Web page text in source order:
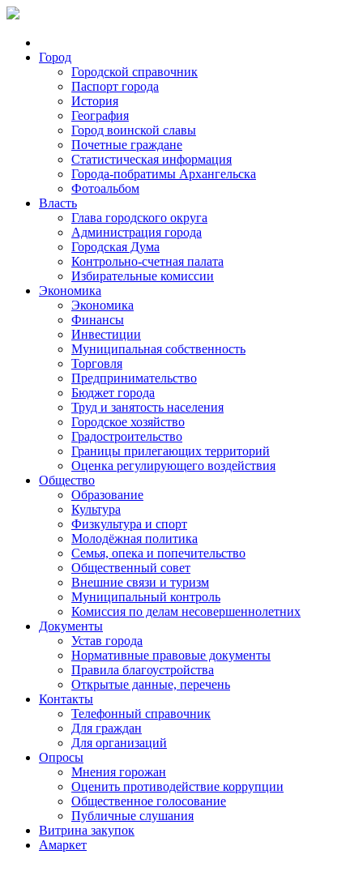
Город
Городской справочник
Паспорт города
История
География
Город воинской славы
Почетные граждане
Статистическая информация
Города-побратимы Архангельска
Фотоальбом
Власть
Глава городского округа
Администрация города
Городская Дума
Контрольно-счетная палата
Избирательные комиссии
Экономика
Экономика
Финансы
Инвестиции
Муниципальная собственность
Торговля
Предпринимательство
Бюджет города
Труд и занятость населения
Городское хозяйство
Градостроительство
Границы прилегающих территорий
Оценка регулирующего воздействия
Общество
Образование
Культура
Физкультура и спорт
Молодёжная политика
Семья, опека и попечительство
Общественный совет
Внешние связи и туризм
Муниципальный контроль
Комиссия по делам несовершеннолетних
Документы
Устав города
Нормативные правовые документы
Правила благоустройства
Открытые данные, перечень
Контакты
Телефонный справочник
Для граждан
Для организаций
Опросы
Мнения горожан
Оценить противодействие коррупции
Общественное голосование
Публичные слушания
Витрина закупок
Амаркет